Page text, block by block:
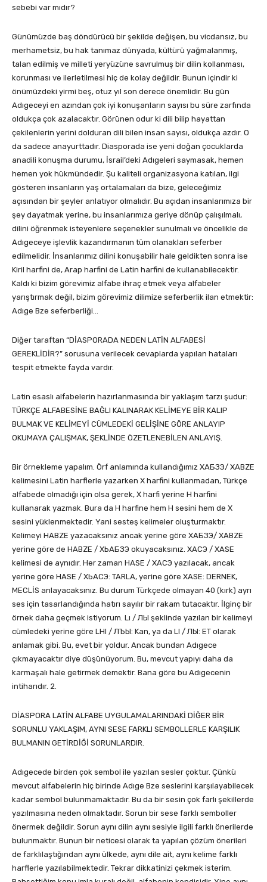
sebebi var mıdır?
Günümüzde baş döndürücü bir şekilde değişen, bu vicdansız, bu
merhametsiz, bu hak tanımaz dünyada, kültürü yağmalanmış,
talan edilmiş ve milleti yeryüzüne savrulmuş bir dilin kollanması,
korunması ve ilerletilmesi hiç de kolay değildir. Bunun içindir ki
önümüzdeki yirmi beş, otuz yıl son derece önemlidir. Bu gün
Adıgeceyi en azından çok iyi konuşanların sayısı bu süre zarfında
oldukça çok azalacaktır. Görünen odur ki dili bilip hayattan
çekilenlerin yerini dolduran dili bilen insan sayısı, oldukça azdır. O
da sadece anayurttadır. Diasporada ise yeni doğan çocuklarda
anadili konuşma durumu, İsrail’deki Adıgeleri saymasak, hemen
hemen yok hükmündedir. Şu kaliteli organizasyona katılan, ilgi
gösteren insanların yaş ortalamaları da bize, geleceğimiz
açısından bir şeyler anlatıyor olmalıdır. Bu açıdan insanlarımıza bir
şey dayatmak yerine, bu insanlarımıza geriye dönüp çalışılmalı,
dilini öğrenmek isteyenlere seçenekler sunulmalı ve öncelikle de
Adıgeceye işlevlik kazandırmanın tüm olanakları seferber
edilmelidir. İnsanlarımız dilini konuşabilir hale geldikten sonra ise
Kiril harfini de, Arap harfini de Latin harfini de kullanabilecektir.
Kaldı ki bizim görevimiz alfabe ihraç etmek veya alfabeler
yarıştırmak değil, bizim görevimiz dilimize seferberlik ilan etmektir:
Adıge Bze seferberliği…
Diğer taraftan “DİASPORADA NEDEN LATİN ALFABESİ
GEREKLİDİR?” sorusuna verilecek cevaplarda yapılan hataları
tespit etmekte fayda vardır.
Latin esaslı alfabelerin hazırlanmasında bir yaklaşım tarzı şudur:
TÜRKÇE ALFABESİNE BAĞLI KALINARAK KELİMEYE BİR KALIP
BULMAK VE KELİMEYİ CÜMLEDEKİ GELİŞİNE GÖRE ANLAYIP
OKUMAYA ÇALIŞMAK, ŞEKLİNDE ÖZETLENEBİLEN ANLAYIŞ.
Bir örnekleme yapalım. Örf anlamında kullandığımız ХАБЗЭ/ XABZE
kelimesini Latin harflerle yazarken X harfini kullanmadan, Türkçe
alfabede olmadığı için olsa gerek, X harfi yerine H harfini
kullanarak yazmak. Bura da H harfine hem H sesini hem de X
sesini yüklenmektedir. Yani sesteş kelimeler oluşturmaktır.
Kelimeyi HABZE yazacaksınız ancak yerine göre ХАБЗЭ/ XABZE
yerine göre de HABZE / ХЬАБЗЭ okuyacaksınız. ХАСЭ / XASE
kelimesi de aynıdır. Her zaman HASE / ХАСЭ yazılacak, ancak
yerine göre HASE / ХЬАСЭ: TARLA, yerine göre XASE: DERNEK,
MECLİS anlayacaksınız. Bu durum Türkçede olmayan 40 (kırk) ayrı
ses için tasarlandığında hatırı sayılır bir rakam tutacaktır. İlginç bir
örnek daha geçmek istiyorum. Lı / ЛЫ şeklinde yazılan bir kelimeyi
cümledeki yerine göre LHI / ЛЪЫ: Kan, ya da LI / ЛЫ: ET olarak
anlamak gibi. Bu, evet bir yoldur. Ancak bundan Adıgece
çıkmayacaktır diye düşünüyorum. Bu, mevcut yapıyı daha da
karmaşalı hale getirmek demektir. Bana göre bu Adıgecenin
intiharıdır. 2.
DİASPORA LATİN ALFABE UYGULAMALARINDAKİ DİĞER BİR
SORUNLU YAKLAŞIM, AYNI SESE FARKLI SEMBOLLERLE KARŞILIK
BULMANIN GETİRDİĞİ SORUNLARDIR.
Adıgecede birden çok sembol ile yazılan sesler çoktur. Çünkü
mevcut alfabelerin hiç birinde Adıge Bze seslerini karşılayabilecek
kadar sembol bulunmamaktadır. Bu da bir sesin çok farlı şekillerde
yazılmasına neden olmaktadır. Sorun bir sese farklı semboller
önermek değildir. Sorun aynı dilin aynı sesiyle ilgili farklı önerilerde
bulunmaktır. Bunun bir neticesi olarak ta yapılan çözüm önerileri
de farklılaştığından aynı ülkede, aynı dile ait, aynı kelime farklı
harflerle yazılabilmektedir. Tekrar dikkatinizi çekmek isterim.